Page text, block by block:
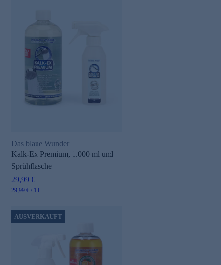
Das blaue Wunder
Kalk-Ex Premium, 1.000 ml und
Sprühflasche
29,99 €
29,99 € / 1 l
AUSVERKAUFT